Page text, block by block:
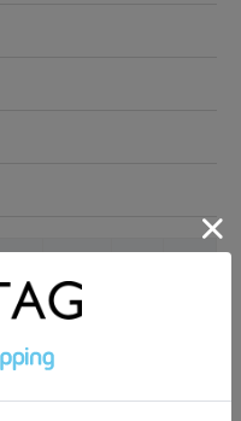
90cm 68.5cm
サイズの測り方について